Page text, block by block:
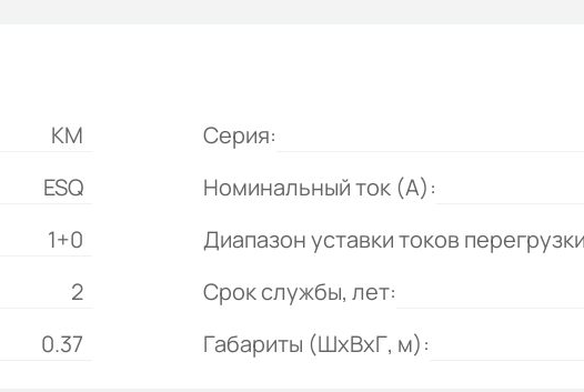
КМ Серия:
ESQ Номинальный ток (А):
1+0 Диапазон уставки токов
2 Срок службы, лет:
0.37 Габариты (ШхВхГ, м):